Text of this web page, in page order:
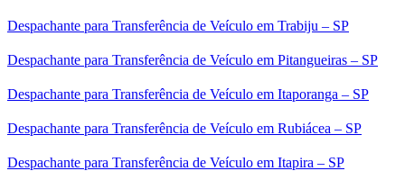
Despachante para Transferência de Veículo em Trabiju – SP
Despachante para Transferência de Veículo em Pitangueiras – SP
Despachante para Transferência de Veículo em Itaporanga – SP
Despachante para Transferência de Veículo em Rubiácea – SP
Despachante para Transferência de Veículo em Itapira – SP